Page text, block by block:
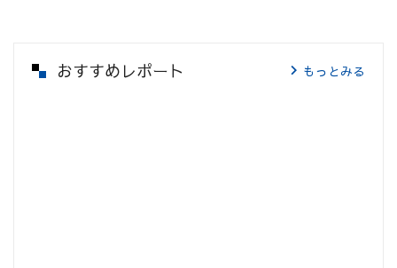
おすすめレポート もっとみる